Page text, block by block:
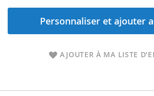
Personnaliser et ajouter
AJOUTER À MA LISTE